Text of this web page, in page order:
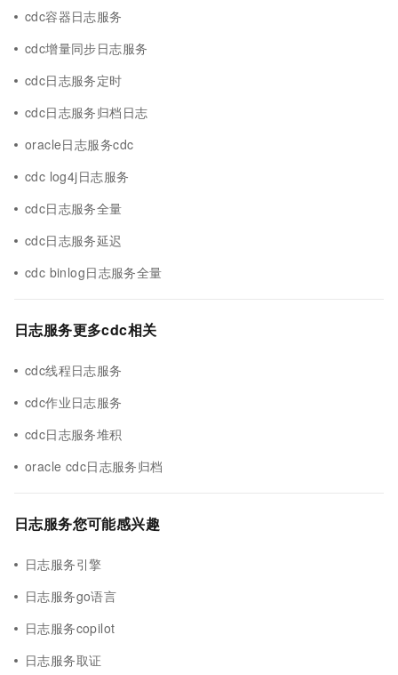
cdc容器日志服务
cdc增量同步日志服务
cdc日志服务定时
cdc日志服务归档日志
oracle日志服务cdc
cdc log4j日志服务
cdc日志服务全量
cdc日志服务延迟
cdc binlog日志服务全量
日志服务更多cdc相关
cdc线程日志服务
cdc作业日志服务
cdc日志服务堆积
oracle cdc日志服务归档
日志服务您可能感兴趣
日志服务引擎
日志服务go语言
日志服务copilot
日志服务取证